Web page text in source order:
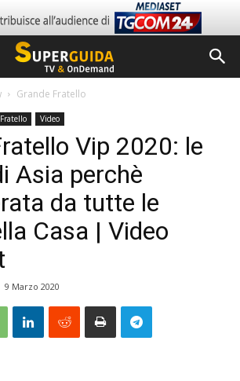
Grande Fratello
Video
Vip 2020: le
Asia perchè
da tutte le
Casa | Video
9 Marzo 2020